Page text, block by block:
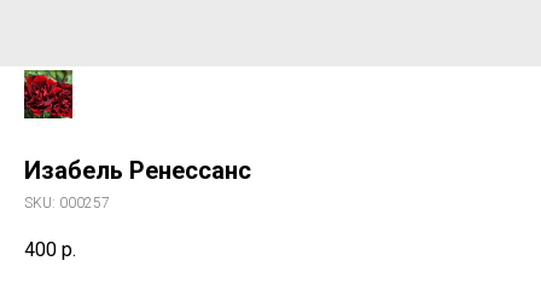
Изабель Ренессанс
SKU: 000257
400 р.